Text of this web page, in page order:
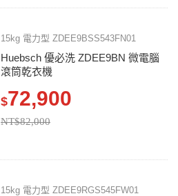
15kg 電力型 ZDEE9BSS543FN01
Huebsch 優必洗 ZDEE9BN 微電腦
滾筒乾衣機
$72,900
NT$82,000
15kg 電力型 ZDEE9RGS545FW01